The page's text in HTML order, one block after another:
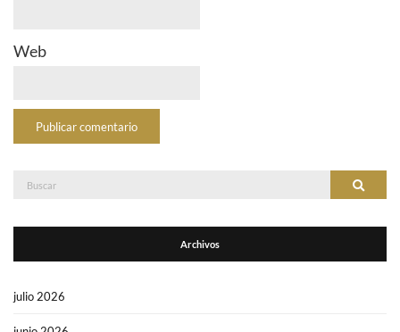
Web
Buscar
Archivos
julio 2026